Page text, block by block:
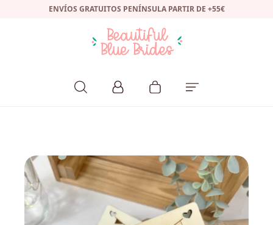
ENVÍOS GRATUITOS PENÍNSULA PARTIR DE +55€